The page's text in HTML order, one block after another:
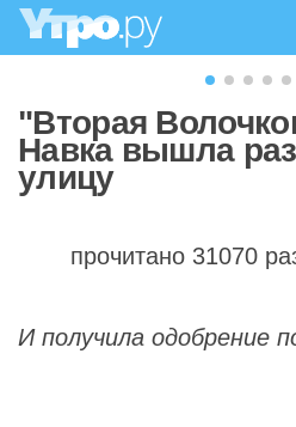
"Вторая
Навка вышла
улицу
прочитано 31070
И получила одобрение